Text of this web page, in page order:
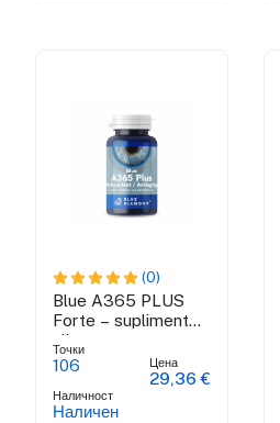
(0)
Blue A365 PLUS
Forte – supliment
alimentar
antioxidant
Точки
106
Наличност
Наличен
Цена
29,36 €